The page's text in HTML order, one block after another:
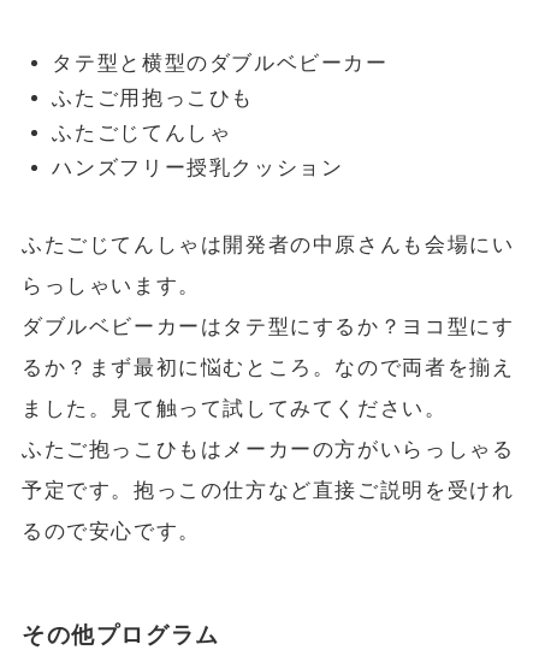
タテ型と横型のダブルベビーカー
ふたご用抱っこひも
ふたごじてんしゃ
ハンズフリー授乳クッション
ふたごじてんしゃは開発者の中原さんも会場にい
らっしゃいます。
ダブルベビーカーはタテ型にするか？ヨコ型にす
るか？まず最初に悩むところ。なので両者を揃え
ました。見て触って試してみてください。
ふたご抱っこひもはメーカーの方がいらっしゃる
予定です。抱っこの仕方など直接ご説明を受けれ
るので安心です。
その他プログラム